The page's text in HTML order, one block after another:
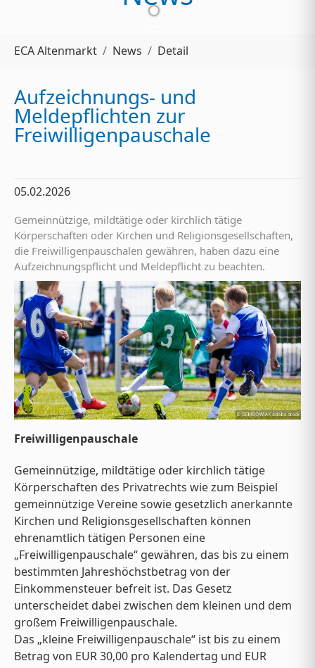
ECA Altenmarkt News Detail
Aufzeichnungs- und
Meldepflichten zur
Freiwilligenpauschale
05.02.2026
Gemeinnützige, mildtätige oder kirchlich tätige
Körperschaften oder Kirchen und Religionsgesellschaften,
die Freiwilligenpauschalen gewähren, haben dazu eine
Aufzeichnungspflicht und Meldepflicht zu beachten.
Freiwilligenpauschale
Gemeinnützige, mildtätige oder kirchlich tätige
Körperschaften des Privatrechts wie zum Beispiel
gemeinnützige Vereine sowie gesetzlich anerkannte
Kirchen und Religionsgesellschaften können
ehrenamtlich tätigen Personen eine
„Freiwilligenpauschale“ gewähren, das bis zu einem
bestimmten Jahreshöchstbetrag von der
Einkommensteuer befreit ist. Das Gesetz
unterscheidet dabei zwischen dem kleinen und dem
großem Freiwilligenpauschale.
Das „kleine Freiwilligenpauschale“ ist bis zu einem
Betrag von EUR 30,00 pro Kalendertag und EUR